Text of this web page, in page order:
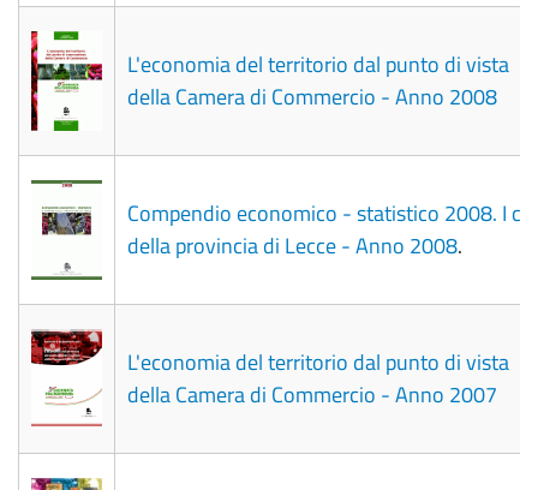
L'economia del territorio dal punto di vista
della Camera di Commercio - Anno 2008
Compendio economico - statistico 2008. I
della provincia di Lecce - Anno 2008.
L'economia del territorio dal punto di vista
della Camera di Commercio - Anno 2007